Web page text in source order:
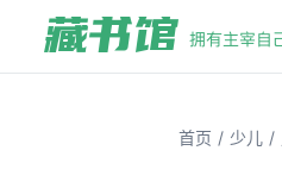
首页 / 少儿 /